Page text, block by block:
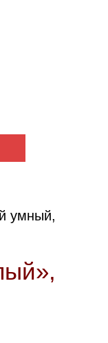
умный,